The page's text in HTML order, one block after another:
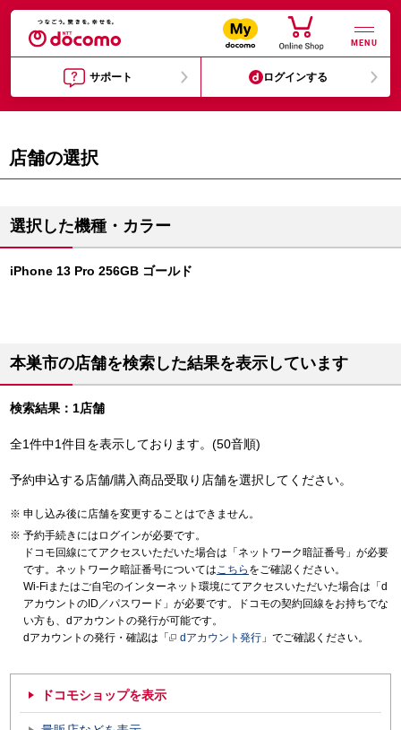
MENU
サポート ログインする
店舗の選択
選択した機種・カラー
iPhone 13 Pro 256GB ゴールド
本巣市の店舗を検索した結果を表示しています
検索結果：1店舗
全1件中1件目を表示しております。(50音順)
予約申込する店舗/購入商品受取り店舗を選択してください。
申し込み後に店舗を変更することはできません。
予約手続きにはログインが必要です。
ドコモ回線にてアクセスいただいた場合は「ネットワーク暗証番号」が必要
です。ネットワーク暗証番号についてはこちら をご確認ください。
Wi-Fiまたはご自宅のインターネット環境にてアクセスいただいた場合は「d
アカウントのID／パスワード」が必要です。ドコモの契約回線をお持ちでな
い方も、dアカウントの発行が可能です。
dアカウントの発行・確認は「
dアカウント発行 」でご確認ください。
ドコモショップを表示